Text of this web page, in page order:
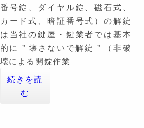
番号錠、ダイヤル錠、磁石式、
カード式、暗証番号式）の解錠
は当社の鍵屋・鍵業者では基本
的に ” 壊さないで解錠 ” （非破
壊による開錠作業
続きを読
む